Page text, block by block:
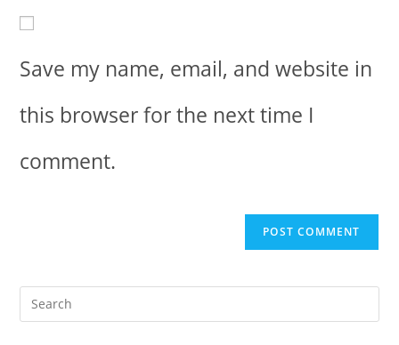
Save my name, email, and website in
this browser for the next time I
comment.